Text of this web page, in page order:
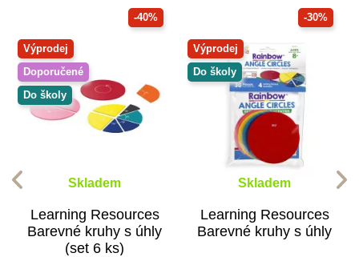
-40%
Výprodej
Doporučené
Do školy
Skladem
Learning Resources
Barevné kruhy s úhly
(set 6 ks)
-30%
Výprodej
Do školy
Skladem
Learning Resources
Barevné kruhy s úhly